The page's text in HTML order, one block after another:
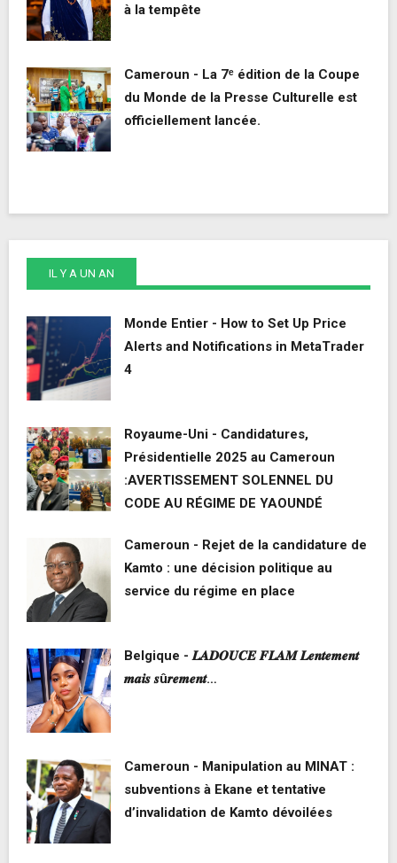
à la tempête
Cameroun - La 7ᵉ édition de la Coupe
du Monde de la Presse Culturelle est
officiellement lancée.
IL Y A UN AN
Monde Entier - How to Set Up Price
Alerts and Notifications in MetaTrader
4
Royaume-Uni - Candidatures,
Présidentielle 2025 au Cameroun
:AVERTISSEMENT SOLENNEL DU
CODE AU RÉGIME DE YAOUNDÉ
Cameroun - Rejet de la candidature de
Kamto : une décision politique au
service du régime en place
Belgique - 𝑳𝑨𝑫𝑶𝑼𝑪𝑬 𝑭𝑳𝑨𝑴 𝑳𝒆𝒏𝒕𝒆𝒎𝒆𝒏𝒕
𝒎𝒂𝒊𝒔 𝒔û𝒓𝒆𝒎𝒆𝒏𝒕…
Cameroun - Manipulation au MINAT :
subventions à Ekane et tentative
d’invalidation de Kamto dévoilées